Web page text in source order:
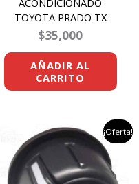
ACONDICIONADO
TOYOTA PRADO TX
$35,000
AÑADIR AL
CARRITO
¡Oferta!
el
precio
original
era:
$45,000.
el
es: